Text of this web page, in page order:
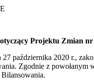
Projektu Zmian
października 2020 r.,
Zgodnie z